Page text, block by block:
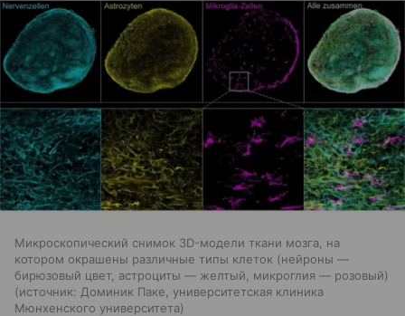
Микроскопический снимок 3D-модели ткани мозга, на
котором окрашены различные типы клеток (нейроны —
бирюзовый цвет, астроциты — желтый, микроглия — розовый)
источник: Доминик Паке, университетская клиника
Мюнхенского университета